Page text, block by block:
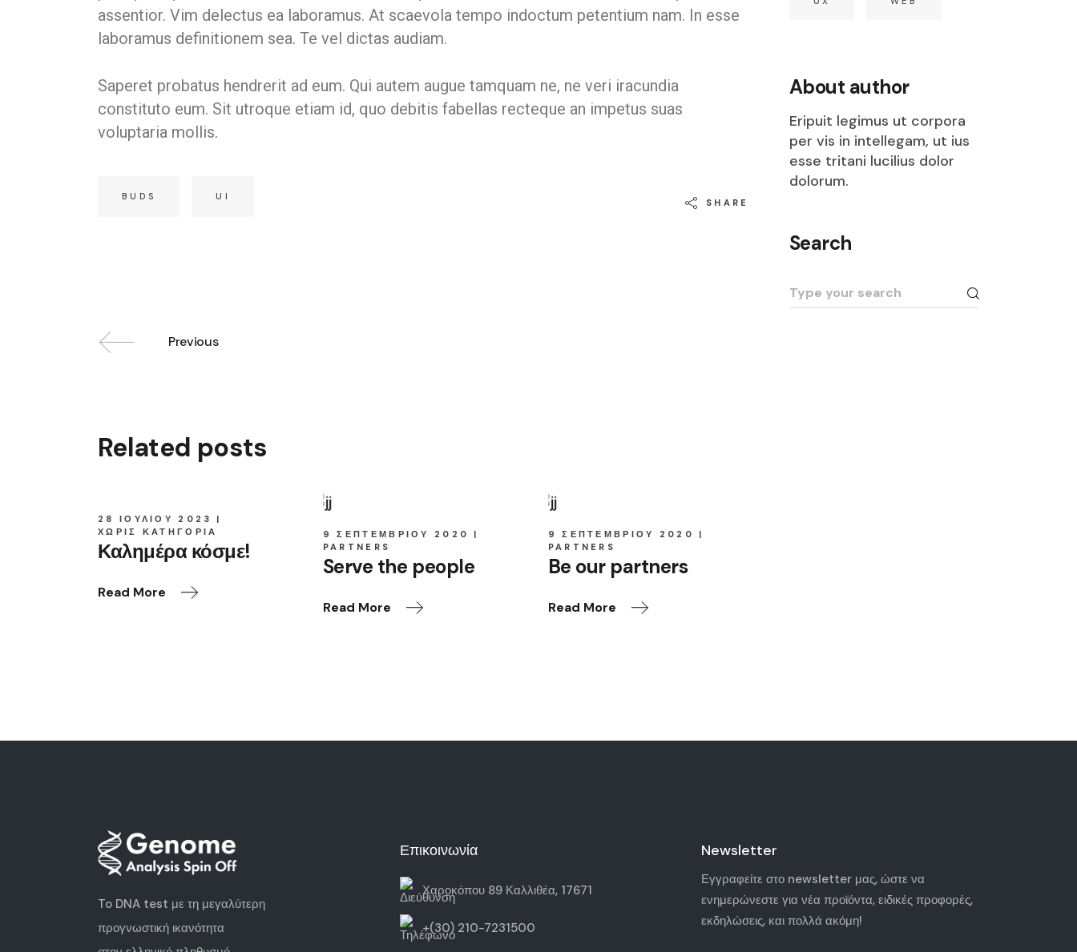
assentior. Vim delectus ea laboramus. At scaevola tempo indoctum petentium nam. In esse
laboramus definitionem sea. Te vel dictas audiam.
Saperet probatus hendrerit ad eum. Qui autem augue tamquam ne, ne veri iracundia
constituto eum. Sit utroque etiam id, quo debitis fabellas recteque an impetus suas
voluptaria mollis.
BUDS UI
SHARE
Previous
Related posts
28 ΙΟΥΛΊΟΥ 2023
ΧΩΡΊΣ ΚΑΤΗΓΟΡΊΑ
Καλημέρα κόσμε!
Read More
9 ΣΕΠΤΕΜΒΡΊΟΥ 2020
PARTNERS
Serve the people
Read More
9 ΣΕΠΤΕΜΒΡΊΟΥ 2020
PARTNERS
Be our partners
Read More
About author
Eripuit legimus ut corpora
per vis in intellegam, ut ius
esse tritani lucilius dolor
dolorum.
Search
To DNA test με τη μεγαλύτερη
προγνωστική ικανότητα
Επικοινωνία
Χαροκόπου 89 Καλλιθέα, 17671
+(30) 210-7231500
Newsletter
Εγγραφείτε στο newsletter μας, ώστε να
ενημερώνεστε για νέα προϊόντα, ειδικές προφορές,
εκδηλώσεις, και πολλά ακόμη!